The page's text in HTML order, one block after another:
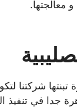
معالجتها.
شركتنا
جدا في